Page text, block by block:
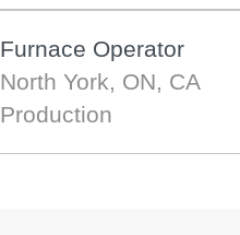
Furnace Operator
North York, ON, CA
Production